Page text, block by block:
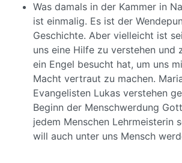
Was damals in der Kammer in
ist einmalig. Es ist der
Geschichte. Aber vielleicht ist
uns eine Hilfe zu verstehen und
ein Engel besucht hat, um uns
Macht vertraut zu machen.
Evangelisten Lukas verstehen
Beginn der Menschwerdung
jedem Menschen Lehrmeisterin
will auch unter uns Mensch